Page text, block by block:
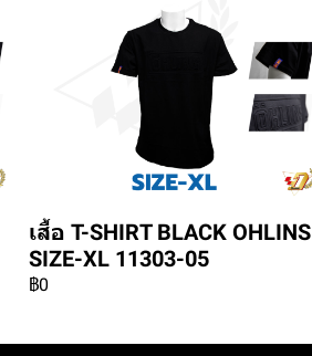
เสื้อ T-SHIRT BLACK OHLINS
SIZE-XL 11303-05
฿0